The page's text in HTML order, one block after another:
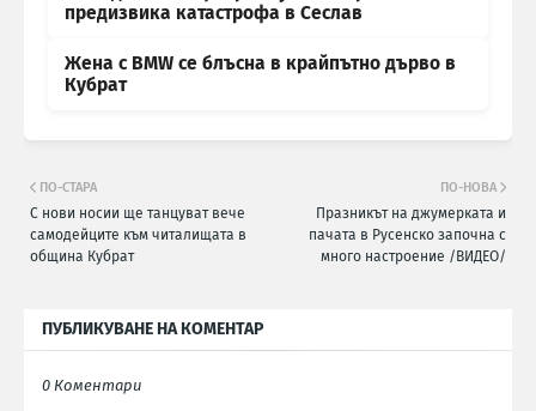
предизвика катастрофа в Сеслав
Жена с BMW се блъсна в крайпътно дърво в
Кубрат
ПО-НОВА
Празникът на джумерката и
пачата в Русенско започна с
много настроение /ВИДЕО/
ПО-СТАРА
С нови носии ще танцуват вече
самодейците към читалищата в
община Кубрат
ПУБЛИКУВАНЕ НА КОМЕНТАР
0 Коментари